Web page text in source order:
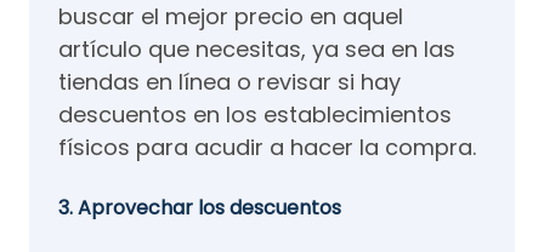
buscar el mejor precio en aquel
artículo que necesitas, ya sea en las
tiendas en línea o revisar si hay
descuentos en los establecimientos
físicos para acudir a hacer la compra.
3. Aprovechar los descuentos